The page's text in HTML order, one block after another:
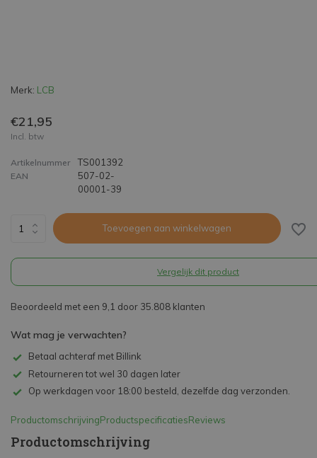
Merk: LCB
€21,95
Incl. btw
Artikelnummer TS001392
EAN
507-02-
00001-39
Toevoegen aan winkelwagen
Vergelijk dit product
Beoordeeld met een 9,1 door 35.808 klanten
Wat mag je verwachten?
Betaal achteraf met Billink
Retourneren tot wel 30 dagen later
Op werkdagen voor 18:00 besteld, dezelfde dag verzonden.
ProductomschrijvingProductspecificatiesReviews
Productomschrijving